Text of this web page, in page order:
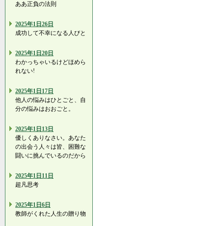
ああ正負の法則
2025年1日26日
成功して不幸になる人びと
2025年1日20日
わかっちゃいるけどほめら
れない!
2025年1日17日
他人の悩みはひとごと、自
分の悩みはおおごと。
2025年1日13日
優しくありなさい。あなた
の出会う人々は皆、困難な
闘いに挑んでいるのだから
2025年1日11日
超凡思考
2025年1日6日
教師がくれた人生の贈り物